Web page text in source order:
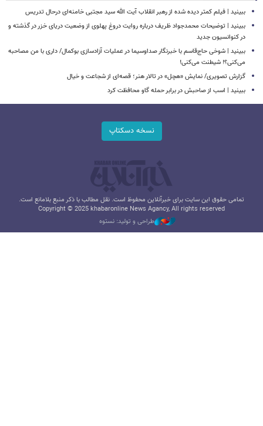
ببینید | فیلم کمتر دیده شده از رهبر انقلاب آیت الله سید مجتبی خامنه‌ای درحال تدریس
ببینید | توضیحات محمدجواد ظریف درباره روایت دروغ پهلوی از وضعیت دریای خزر در گذشته و
در کنوانسیون جدید
ببینید | شوخی حاج‌قاسم با خبرنگار صداوسیما در عملیات آزادسازی بوکمال/ داری با من مصاحبه‌
می‌کنی؟! شیطنت می‌کنی!
گزارش تصویری/ نمایش «هچل» در تالار هنر؛ قصه‌ای از شجاعت و خیال
ببینید | اسب از صاحبش در برابر حمله گاو محافظت کرد
نسخه دسکتاپ
تمامی حقوق این سایت برای خبرآنلاین محفوظ است. نقل مطالب با ذکر منبع بلامانع است.
Copyright © 2025 khabaronline News Agancy, All rights reserved
طراحی و تولید: نستوه